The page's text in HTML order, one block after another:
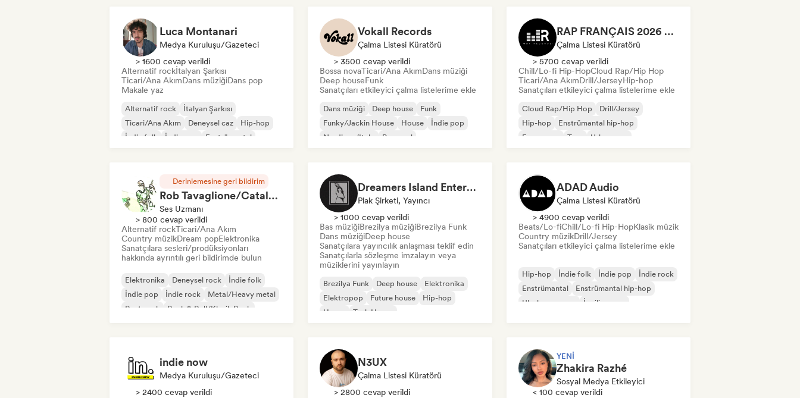
Luca Montanari
Medya Kuruluşu/Gazeteci
> 1600 cevap verildi
Alternatif rockİtalyan Şarkısı
Ticari/Ana AkımDans müziğiDans pop
Makale yaz
Alternatif rock
İtalyan Şarkısı
Ticari/Ana Akım
Deneysel caz
Hip-hop
İndie folk
İndie pop Enstrümantal
Vokall Records
Çalma Listesi Küratörü
> 3500 cevap verildi
Bossa novaTicari/Ana AkımDans müziği
Deep houseFunk
Sanatçıları etkileyici çalma listelerime ekle
Dans müziği Deep house
Funk
Funky/Jackin House
House
İndie pop
Nu-disco/Italo
Pop soul
RAP FRANÇAIS 2026 🔥🇫🇷 (Way Records)
Çalma Listesi Küratörü
> 5700 cevap verildi
Chill/Lo-fi Hip-HopCloud Rap/Hip Hop
Ticari/Ana AkımDrill/JerseyHip-hop
Sanatçıları etkileyici çalma listelerime ekle
Cloud Rap/Hip Hop
Drill/Jersey
Hip-hop
Enstrümantal hip-hop
Fransız rap
Trap
Urban pop
Derinlemesine geri bildirim
Rob Tavaglione/Catalyst Recording
Ses Uzmanı
> 800 cevap verildi
Alternatif rockTicari/Ana Akım
Country müzikDream popElektronika
Sanatçılara sesleri/prodüksiyonları
hakkında ayrıntılı geri bildirimde bulun
Elektronika Deneysel rock
İndie folk
İndie pop
İndie rock
Metal/Heavy metal
Post punk
Rock & Roll/Klasik Rock
Dreamers Island Entertainment
Plak Şirketi, Yayıncı
> 1000 cevap verildi
Bas müziğiBrezilya müziğiBrezilya Funk
Dans müziğiDeep house
Sanatçılara yayıncılık anlaşması teklif edin
Sanatçılarla sözleşme imzalayın veya
müziklerini yayınlayın
Brezilya Funk Deep house
Elektronika
Elektropop
Future house
Hip-hop
House
Tech House
ADAD Audio
Çalma Listesi Küratörü
> 4900 cevap verildi
Beats/Lo-fiChill/Lo-fi Hip-HopKlasik müzik
Country müzikDrill/Jersey
Sanatçıları etkileyici çalma listelerime ekle
Hip-hop İndie folk İndie pop
İndie rock
Enstrümantal
Enstrümantal hip-hop
Uluslararası rap
İngilizce rap
indie now
Medya Kuruluşu/Gazeteci
> 2400 cevap verildi
N3UX
Çalma Listesi Küratörü
> 2800 cevap verildi
YENI
Zhakira Razhé
Sosyal Medya Etkileyici
< 100 cevap verildi